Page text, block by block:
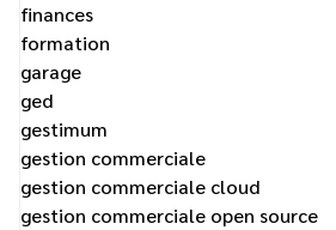
finances
formation
garage
ged
gestimum
gestion commerciale
gestion commerciale cloud
gestion commerciale open source